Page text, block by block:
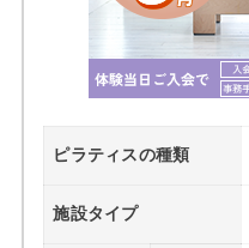
ピラティスの種類
施設タイプ